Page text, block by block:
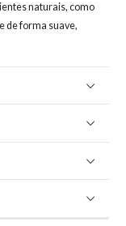
naturais, como
de forma suave,